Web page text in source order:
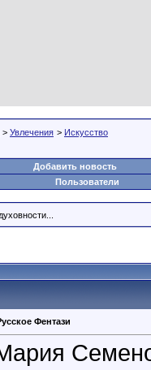
> Увлечения > Искусство
Добавить новость
Пользователи
Фентази